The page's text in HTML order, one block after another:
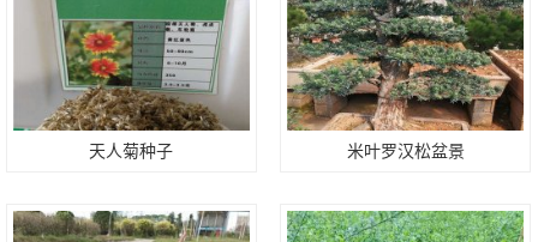
天人菊种子 米叶罗汉松盆景